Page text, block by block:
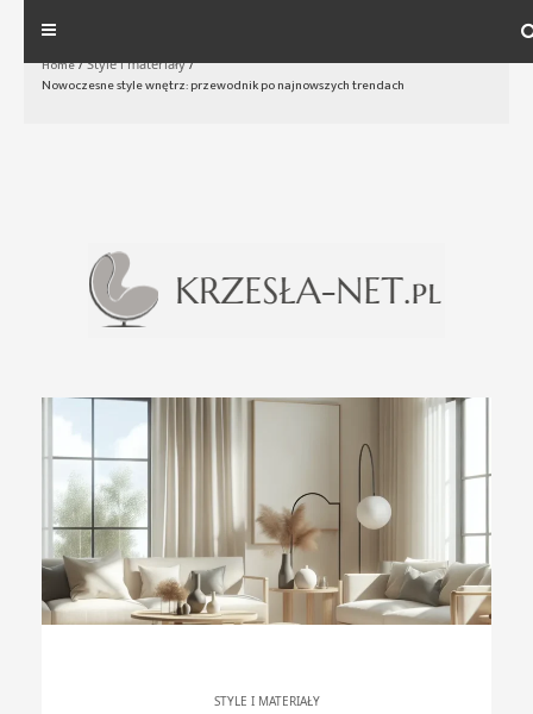
Skip
to
content
Home/Style i materiały/
Nowoczesne style wnętrz: przewodnik po najnowszych trendach
STYLE I MATERIAŁY